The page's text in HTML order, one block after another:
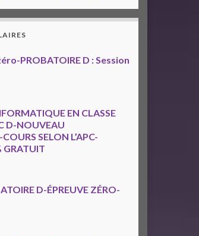
PROBATOIRE D : Session
EN CLASSE
D-NOUVEAU
SELON L’APC-
GRATUIT
D-ÉPREUVE ZÉRO-